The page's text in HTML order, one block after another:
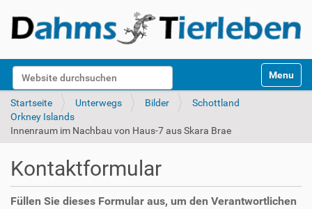
Website durchsuchen
k
Toggle
Startseite Unterwegs Bilder
Schottland
Orkney Islands
Innenraum im Nachbau von Haus-7 aus Skara Brae
Kontaktformular
Füllen Sie dieses Formular aus, um den Verantwortlichen